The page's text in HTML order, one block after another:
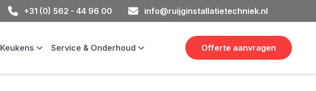
+31 (0) 562 - 44 96 00 info@ruijginstallatietechniek.nl
Keukens Service & Onderhoud Offerte aanvragen